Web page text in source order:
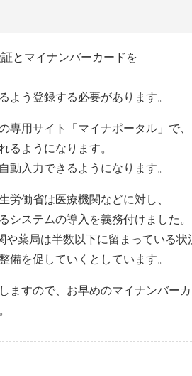
とマイナンバーカードを
う登録する必要があります。
用サイト「マイナポータル」で、
ようになります。
入力できるようになります。
働省は医療機関などに対し、
ステムの導入を義務付けました。
薬局は半数以下に留まっている状
を促していくとしています。
すので、お早めのマイナンバーカ